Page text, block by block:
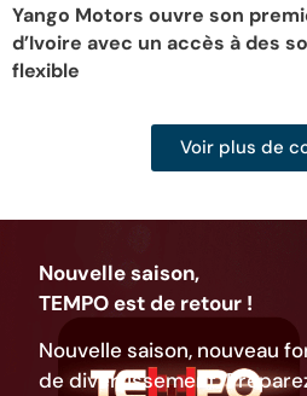
Yango Motors ouvre son
d’Ivoire avec un accès à des
flexible
Voir plus de
Nouvelle saison,
TEMPO est de retour !
Nouvelle saison, nouveau
de divertissement.